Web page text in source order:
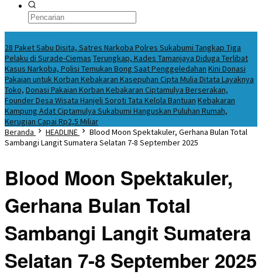
28 Paket Sabu Disita, Satres Narkoba Polres Sukabumi Tangkap Tiga
Pelaku di Surade-Ciemas Terungkap, Kades Tamanjaya Diduga Terlibat
Kasus Narkoba, Polisi Temukan Bong Saat Penggeledahan Kini Donasi
Pakaian untuk Korban Kebakaran Kasepuhan Cipta Mulia Ditata Layaknya
Toko, Donasi Pakaian Korban Kebakaran Ciptamulya Berserakan,
Founder Desa Wisata Hanjeli Soroti Tata Kelola Bantuan Kebakaran
Kampung Adat Ciptamulya Sukabumi Hanguskan Puluhan Rumah,
Kerugian Capai Rp2,5 Miliar
Beranda
HEADLINE
Blood Moon Spektakuler, Gerhana Bulan Total
Sambangi Langit Sumatera Selatan 7-8 September 2025
Blood Moon Spektakuler,
Gerhana Bulan Total
Sambangi Langit Sumatera
Selatan 7-8 September 2025